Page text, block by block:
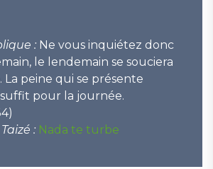
: Ne vous inquiétez donc
le lendemain se souciera
peine qui se présente
pour la journée.
: Nada te turbe